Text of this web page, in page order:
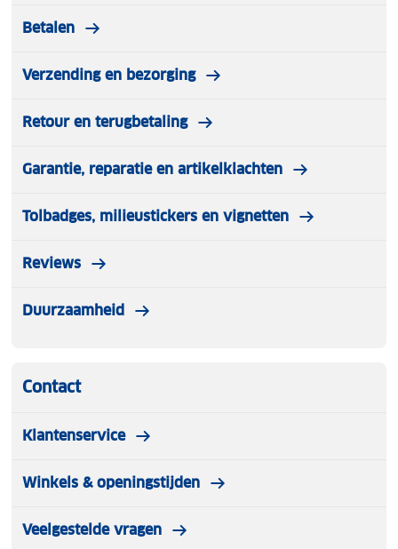
Betalen
Verzending en bezorging
Retour en terugbetaling
Garantie, reparatie en artikelklachten
Tolbadges, milieustickers en vignetten
Reviews
Duurzaamheid
Contact
Klantenservice
Winkels & openingstijden
Veelgestelde vragen